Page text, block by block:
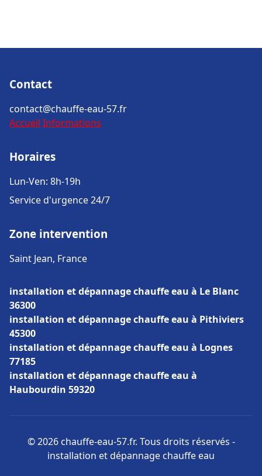
Contact
contact@chauffe-eau-57.fr
Accueil Informations
Horaires
Lun-Ven: 8h-19h
Service d'urgence 24/7
Zone intervention
Saint Jean, France
installation et dépannage chauffe eau à Le Blanc
36300
installation et dépannage chauffe eau à Pithiviers
45300
installation et dépannage chauffe eau à Lognes
77185
installation et dépannage chauffe eau à
Haubourdin 59320
© 2026 chauffe-eau-57.fr. Tous droits réservés -
installation et dépannage chauffe eau